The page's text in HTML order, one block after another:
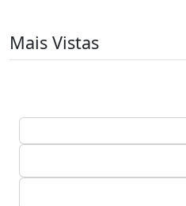
Mais Vistas